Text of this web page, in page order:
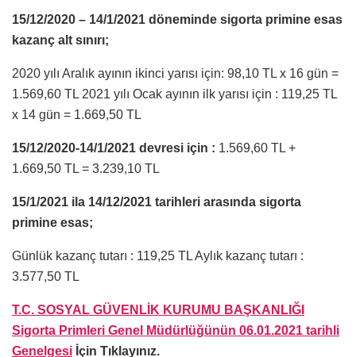
15/12/2020 – 14/1/2021 döneminde sigorta primine esas
kazanç alt sınırı;
2020 yılı Aralık ayının ikinci yarısı için: 98,10 TL x 16 gün =
1.569,60 TL 2021 yılı Ocak ayının ilk yarısı için : 119,25 TL
x 14 gün = 1.669,50 TL
15/12/2020-14/1/2021 devresi için : 1.569,60 TL +
1.669,50 TL = 3.239,10 TL
15/1/2021 ila 14/12/2021 tarihleri arasında sigorta
primine esas;
Günlük kazanç tutarı : 119,25 TL Aylık kazanç tutarı :
3.577,50 TL
T.C. SOSYAL GÜVENLİK KURUMU BAŞKANLIĞI
Sigorta Primleri Genel Müdürlüğünün 06.01.2021 tarihli
Genelgesi İçin Tıklayınız.